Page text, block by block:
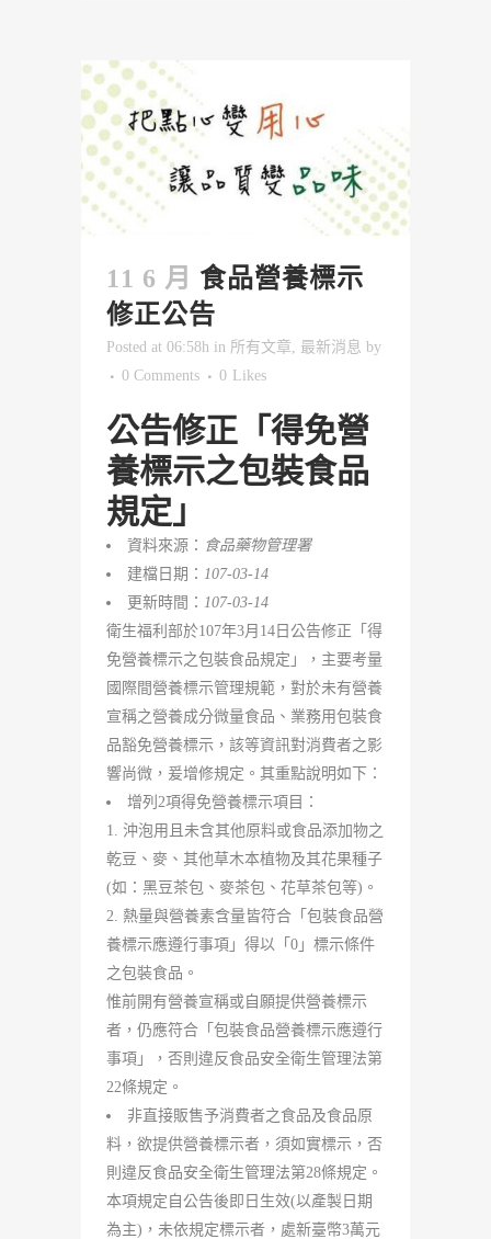
11 6 月 食品營養標示
修正公告
Posted at 06:58h in 所有文章, 最新消息 by
0 Comments
0 Likes
公告修正「得免營
養標示之包裝食品
規定」
資料來源： 食品藥物管理署
建檔日期： 107-03-14
更新時間： 107-03-14
衛生福利部於107年3月14日公告修正「得
免營養標示之包裝食品規定」，主要考量
國際間營養標示管理規範，對於未有營養
宣稱之營養成分微量食品、業務用包裝食
品豁免營養標示，該等資訊對消費者之影
響尚微，爰增修規定。其重點說明如下：
增列2項得免營養標示項目：
沖泡用且未含其他原料或食品添加物之
乾豆、麥、其他草木本植物及其花果種子
(如：黑豆茶包、麥茶包、花草茶包等)。
熱量與營養素含量皆符合「包裝食品營
養標示應遵行事項」得以「0」標示條件
之包裝食品。
惟前開有營養宣稱或自願提供營養標示
者，仍應符合「包裝食品營養標示應遵行
事項」，否則違反食品安全衛生管理法第
22條規定。
非直接販售予消費者之食品及食品原
料，欲提供營養標示者，須如實標示，否
則違反食品安全衛生管理法第28條規定。
本項規定自公告後即日生效(以產製日期
為主)，未依規定標示者，處新臺幣3萬元